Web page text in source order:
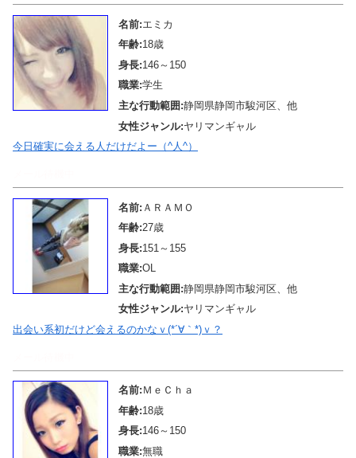
名前:エミカ
年齢:18歳
身長:146～150
職業:学生
主な行動範囲:静岡県静岡市駿河区、他
女性ジャンル:ヤリマンギャル
今日確実に会える人だけだよー（^人^）
名前: ＡＲＡＭＯ
年齢:27歳
身長:151～155
職業:OL
主な行動範囲:静岡県静岡市駿河区、他
女性ジャンル:ヤリマンギャル
出会い系初だけど会えるのかなｖ(*´∀｀*)ｖ？
名前: ＭｅＣｈａ
年齢:18歳
身長:146～150
職業:無職